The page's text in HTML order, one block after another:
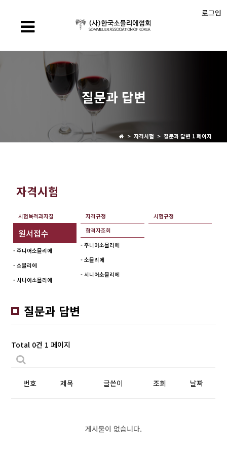
로그인
질문과 답변
> 자격시험 > 질문과 답변 1 페이지
자격시험
시험목적과자질 자격규정 시험규정
원서접수
- 주니어소믈리에
- 소믈리에
- 시니어소믈리에
합격자조회
- 주니어소믈리에
- 소믈리에
- 시니어소믈리에
질문과 답변
Total 0건 1 페이지
번호 제목 글쓴이 조회 날짜
게시물이 없습니다.